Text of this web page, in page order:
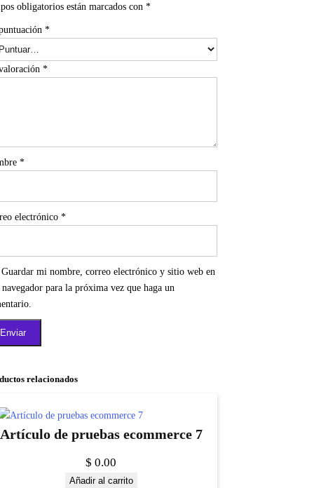
obligatorios están marcados con *
*
*
*
electrónico *
Guardar mi nombre, correo electrónico y sitio web en
navegador para la próxima vez que haga un
relacionados
Artículo de pruebas ecommerce 7
$ 0.00
Añadir al carrito